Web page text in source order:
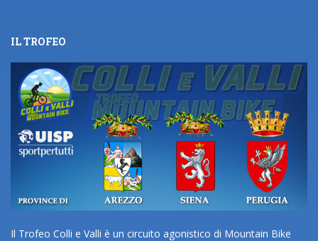
IL TROFEO
Il Trofeo Colli e Valli è un circuito agonistico di Mountain Bike